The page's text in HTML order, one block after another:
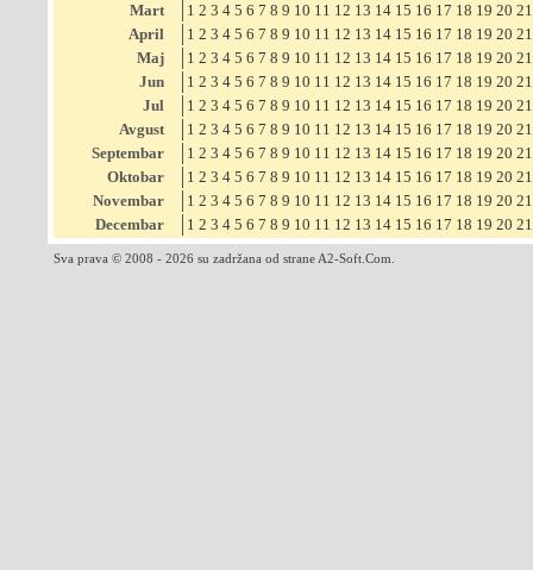
Mart
1 2 3 4 5 6 7 8 9 10 11 12 13 14 15 16 17 18 19 20 21
April
1 2 3 4 5 6 7 8 9 10 11 12 13 14 15 16 17 18 19 20 21
Maj
1 2 3 4 5 6 7 8 9 10 11 12 13 14 15 16 17 18 19 20 21
Jun
1 2 3 4 5 6 7 8 9 10 11 12 13 14 15 16 17 18 19 20 21
Jul
1 2 3 4 5 6 7 8 9 10 11 12 13 14 15 16 17 18 19 20 21
Avgust
1 2 3 4 5 6 7 8 9 10 11 12 13 14 15 16 17 18 19 20 21
Septembar
1 2 3 4 5 6 7 8 9 10 11 12 13 14 15 16 17 18 19 20 21
Oktobar
1 2 3 4 5 6 7 8 9 10 11 12 13 14 15 16 17 18 19 20 21
Novembar
1 2 3 4 5 6 7 8 9 10 11 12 13 14 15 16 17 18 19 20 21
Decembar
1 2 3 4 5 6 7 8 9 10 11 12 13 14 15 16 17 18 19 20 21
Sva prava © 2008 - 2026 su zadržana od strane A2-Soft.Com.